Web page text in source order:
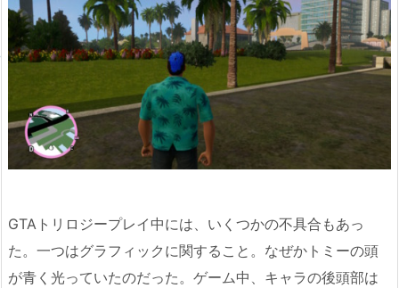
GTAトリロジープレイ中には、いくつかの不具合もあっ
た。一つはグラフィックに関すること。なぜかトミーの頭
が青く光っていたのだった。ゲーム中、キャラの後頭部は